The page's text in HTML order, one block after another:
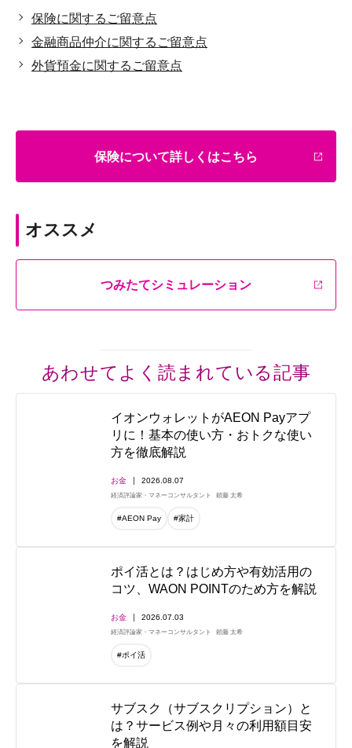
保険に関するご留意点
金融商品仲介に関するご留意点
外貨預金に関するご留意点
保険について詳しくはこちら
オススメ
つみたてシミュレーション
あわせてよく読まれている記事
イオンウォレットがAEON Payアプ
リに！基本の使い方・おトクな使い
方を徹底解説
お金 2026.08.07
経済評論家・マネーコンサルタント 頼藤 太希
#AEON Pay #家計
ポイ活とは？はじめ方や有効活用の
コツ、WAON POINTのため方を解説
お金 2026.07.03
経済評論家・マネーコンサルタント 頼藤 太希
#ポイ活
サブスク（サブスクリプション）と
は？サービス例や月々の利用額目安
を解説